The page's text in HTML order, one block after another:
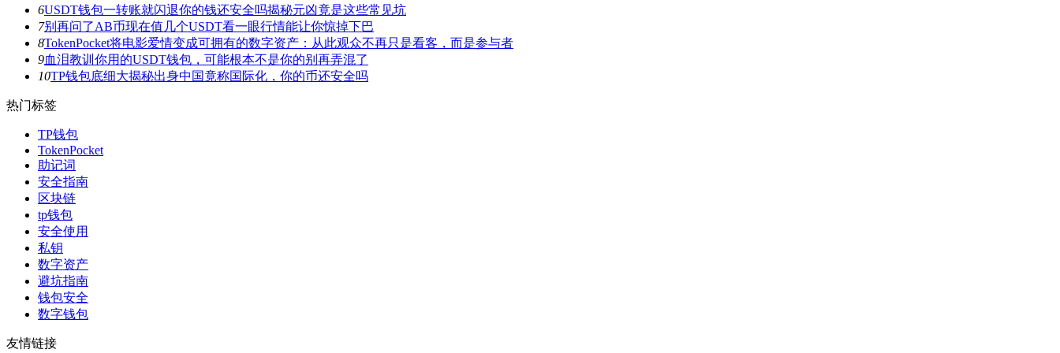
6USDT钱包一转账就闪退你的钱还安全吗揭秘元凶竟是这些常见坑
7别再问了AB币现在值几个USDT看一眼行情能让你惊掉下巴
8TokenPocket将电影爱情变成可拥有的数字资产：从此观众不再只是看客，而是参与者
9血泪教训你用的USDT钱包，可能根本不是你的别再弄混了
10TP钱包底细大揭秘出身中国竟称国际化，你的币还安全吗
热门标签
TP钱包
TokenPocket
助记词
安全指南
区块链
tp钱包
安全使用
私钥
数字资产
避坑指南
钱包安全
数字钱包
友情链接